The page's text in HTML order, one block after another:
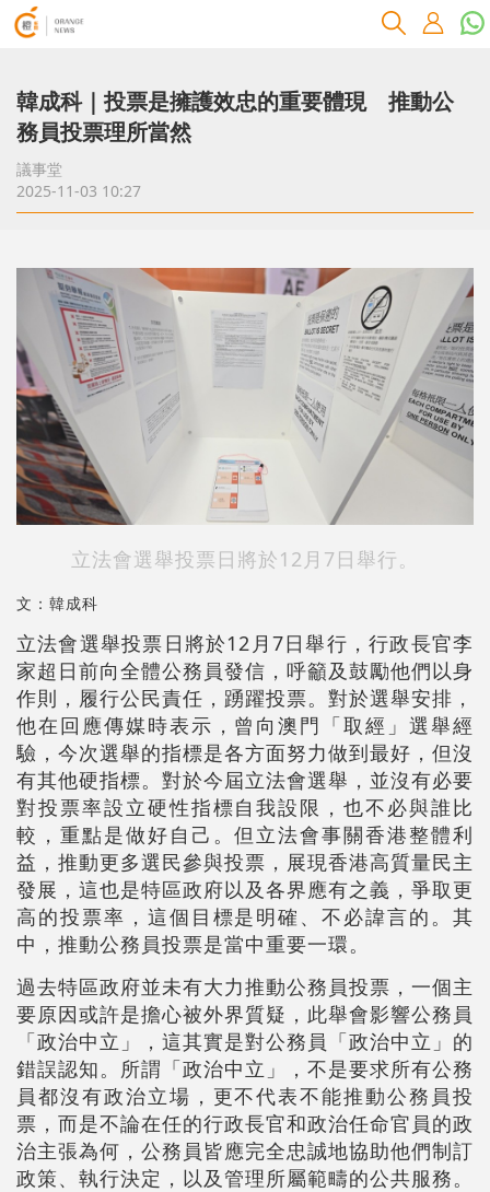
韓成科｜投票是擁護效忠的重要體現 推動公
務員投票理所當然
議事堂
2025-11-03 10:27
立法會選舉投票日將於12月7日舉行。
文：韓成科
立法會選舉投票日將於12月7日舉行，行政長官李
家超日前向全體公務員發信，呼籲及鼓勵他們以身
作則，履行公民責任，踴躍投票。對於選舉安排，
他在回應傳媒時表示，曾向澳門「取經」選舉經
驗，今次選舉的指標是各方面努力做到最好，但沒
有其他硬指標。對於今屆立法會選舉，並沒有必要
對投票率設立硬性指標自我設限，也不必與誰比
較，重點是做好自己。但立法會事關香港整體利
益，推動更多選民參與投票，展現香港高質量民主
發展，這也是特區政府以及各界應有之義，爭取更
高的投票率，這個目標是明確、不必諱言的。其
中，推動公務員投票是當中重要一環。
過去特區政府並未有大力推動公務員投票，一個主
要原因或許是擔心被外界質疑，此舉會影響公務員
「政治中立」，這其實是對公務員「政治中立」的
錯誤認知。所謂「政治中立」，不是要求所有公務
員都沒有政治立場，更不代表不能推動公務員投
票，而是不論在任的行政長官和政治任命官員的政
治主張為何，公務員皆應完全忠誠地協助他們制訂
政策、執行決定，以及管理所屬範疇的公共服務。